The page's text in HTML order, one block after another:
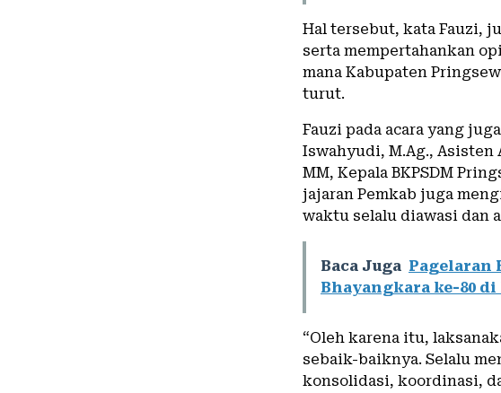
Hal tersebut, kata Fauzi,
serta mempertahankan
mana Kabupaten
turut.
Fauzi pada acara yang
Iswahyudi, M.Ag., Asisten
MM, Kepala BKPSDM
jajaran Pemkab juga
waktu selalu diawasi dan
Baca Juga Pagelaran
Bhayangkara ke-80
“Oleh karena itu,
sebaik-baiknya. Selalu
konsolidasi, koordinasi,